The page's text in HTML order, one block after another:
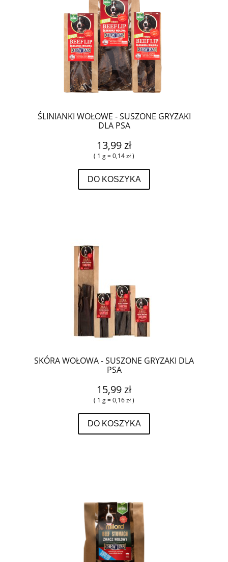
ŚLINIANKI WOŁOWE - SUSZONE GRYZAKI
DLA PSA
13,99 zł
( 1 g = 0,14 zł )
DO KOSZYKA
SKÓRA WOŁOWA - SUSZONE GRYZAKI DLA
PSA
15,99 zł
( 1 g = 0,16 zł )
DO KOSZYKA